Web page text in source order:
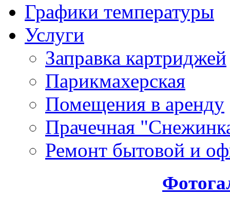
Графики температуры
Услуги
Заправка картриджей
Парикмахерская
Помещения в аренду
Прачечная
Ремонт бытовой и